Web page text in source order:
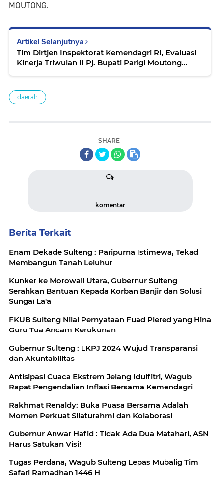
MOUTONG.
Artikel Selanjutnya
Tim Dirtjen Inspektorat Kemendagri RI, Evaluasi
Kinerja Triwulan II Pj. Bupati Parigi Moutong
daerah
SHARE
komentar
Berita Terkait
Enam Dekade Sulteng : Paripurna Istimewa, Tekad
Membangun Tanah Leluhur
Kunker ke Morowali Utara, Gubernur Sulteng
Serahkan Bantuan Kepada Korban Banjir dan Solusi
Sungai La'a
FKUB Sulteng Nilai Pernyataan Fuad Plered yang Hina
Guru Tua Ancam Kerukunan
Gubernur Sulteng : LKPJ 2024 Wujud Transparansi
dan Akuntabilitas
Antisipasi Cuaca Ekstrem Jelang Idulfitri, Wagub
Rapat Pengendalian Inflasi Bersama Kemendagri
Rakhmat Renaldy: Buka Puasa Bersama Adalah
Momen Perkuat Silaturahmi dan Kolaborasi
Gubernur Anwar Hafid : Tidak Ada Dua Matahari, ASN
Harus Satukan Visi!
Tugas Perdana, Wagub Sulteng Lepas Mubalig Tim
Safari Ramadhan 1446 H